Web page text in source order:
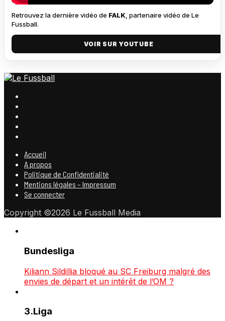
Retrouvez la dernière vidéo de FALK , partenaire vidéo de Le
Fussball.
VOIR SUR YOUTUBE
Accueil
A propos
Politique de Confidentialité
Mentions légales – Impressum
Se connecter
Copyright ©2026 Le Fussball Media
Bundesliga
Kiliann Sildillia bloqué au SC Freiburg malgré des
envies de départ et un intérêt de l’OM ?
3.Liga